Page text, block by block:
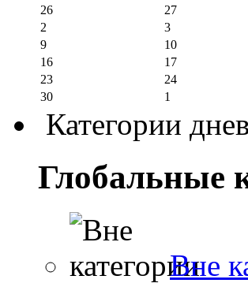
26
27
2
3
9
10
16
17
23
24
30
1
Категории
Глобальные
Вне